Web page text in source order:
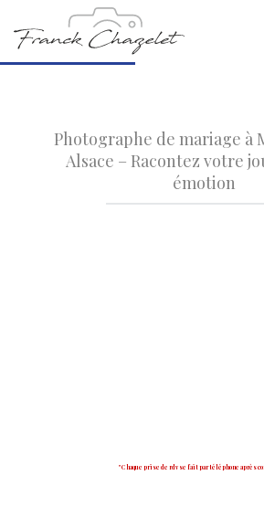
Photographe de mariage à
Alsace – Racontez votre
émotion
" Chaque prise de rdv se fait par téléphone après